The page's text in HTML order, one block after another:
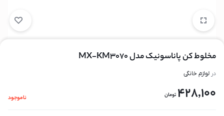
مخلوط کن پاناسونیک مدل MX-KM3070
در لوازم خانگی
428,100 تومان ناموجود